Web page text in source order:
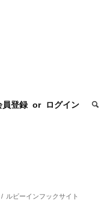
員登録 or ログイン
/ ルビーインフックサイト